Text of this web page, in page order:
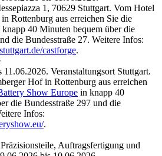
1, 70629 Stuttgart. Vom Hotel
Rottenburg aus erreichen Sie die
knapp 40 Minuten bequem über die
die Bundesstraße 27. Weitere Infos:
castforge.
Veranstaltungsort Stuttgart.
Hof in Rottenburg aus erreichen
Show Europe in knapp 40
die Bundesstraße 297 und die
Infos:
.
Auftragsfertigung und